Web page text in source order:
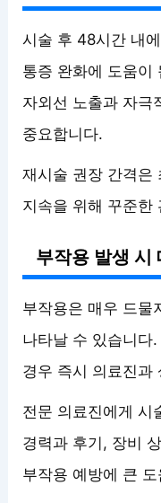
시술 후 48시간 내
통증 완화에 도움이
자외선 노출과 자극
중요합니다.
재시술 권장 간격은
지속을 위해 꾸준한
부작용 발생 시
부작용은 매우 드물
나타날 수 있습니다
경우 즉시 의료진과
전문 의료진에게 시
경력과 후기, 장비
부작용 예방에 큰